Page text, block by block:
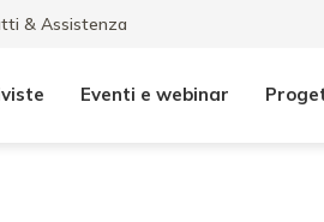
& Assistenza
Eventi e webinar